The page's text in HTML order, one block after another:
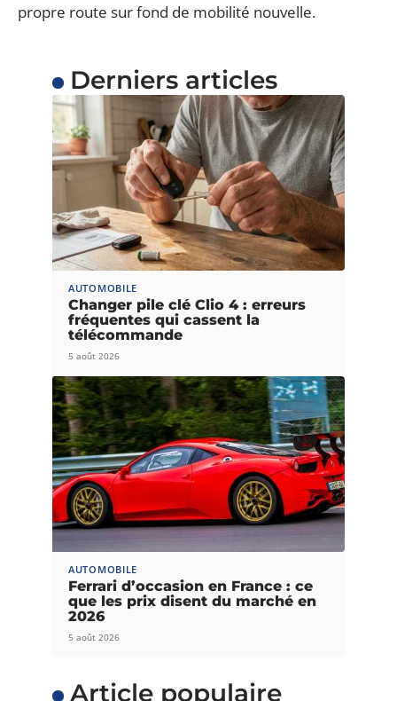
propre route sur fond de mobilité nouvelle.
Derniers articles
AUTOMOBILE
Changer pile clé Clio 4 : erreurs
fréquentes qui cassent la
télécommande
5 août 2026
AUTOMOBILE
Ferrari d’occasion en France : ce
que les prix disent du marché en
2026
5 août 2026
Article populaire